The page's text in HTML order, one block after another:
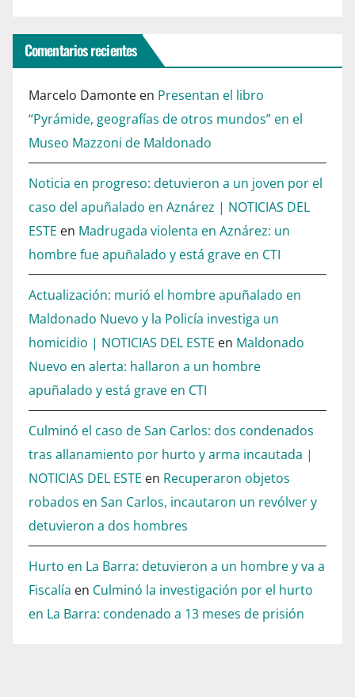
Comentarios recientes
Marcelo Damonte en Presentan el libro
“Pyrámide, geografías de otros mundos” en el
Museo Mazzoni de Maldonado
Noticia en progreso: detuvieron a un joven por el
caso del apuñalado en Aznárez | NOTICIAS DEL
ESTE en Madrugada violenta en Aznárez: un
hombre fue apuñalado y está grave en CTI
Actualización: murió el hombre apuñalado en
Maldonado Nuevo y la Policía investiga un
homicidio | NOTICIAS DEL ESTE en Maldonado
Nuevo en alerta: hallaron a un hombre
apuñalado y está grave en CTI
Culminó el caso de San Carlos: dos condenados
tras allanamiento por hurto y arma incautada |
NOTICIAS DEL ESTE en Recuperaron objetos
robados en San Carlos, incautaron un revólver y
detuvieron a dos hombres
Hurto en La Barra: detuvieron a un hombre y va a
Fiscalía en Culminó la investigación por el hurto
en La Barra: condenado a 13 meses de prisión